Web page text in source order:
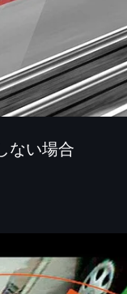
ない場合